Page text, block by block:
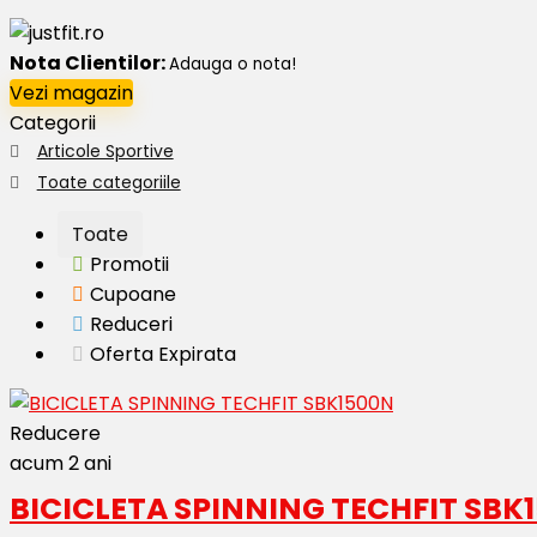
Nota Clientilor:Adauga o nota!
Vezi magazin
Categorii
Articole Sportive
Toate categoriile
Toate
Promotii
Cupoane
Reduceri
Oferta Expirata
Reducere
acum 2 ani
BICICLETA SPINNING TECHFIT